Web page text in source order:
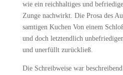
wie ein reichhaltiges und
Zunge nachwirkt. Die Prosa des
samtigen Kuchen Von einem
und doch letztendlich
und unerfüllt zurückließ.
Die Schreibweise war